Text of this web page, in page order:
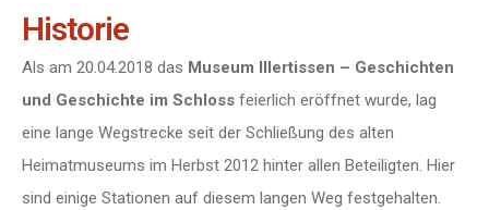
Historie
Als am 20.04.2018 das Museum Illertissen – Geschichten
und Geschichte im Schloss feierlich eröffnet wurde, lag
eine lange Wegstrecke seit der Schließung des alten
Heimatmuseums im Herbst 2012 hinter allen Beteiligten. Hier
sind einige Stationen auf diesem langen Weg festgehalten.